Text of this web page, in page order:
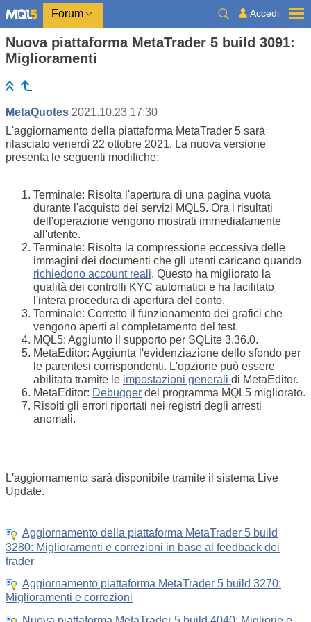
Forum Accedi
Nuova piattaforma MetaTrader 5 build 3091:
Miglioramenti
MetaQuotes 2021.10.23 17:30
L'aggiornamento della piattaforma MetaTrader 5 sarà
rilasciato venerdì 22 ottobre 2021. La nuova versione
presenta le seguenti modifiche:
Terminale: Risolta l'apertura di una pagina vuota
durante l'acquisto dei servizi MQL5. Ora i risultati
dell'operazione vengono mostrati immediatamente
all'utente.
Terminale: Risolta la compressione eccessiva delle
immagini dei documenti che gli utenti caricano quando
richiedono account reali. Questo ha migliorato la
qualità dei controlli KYC automatici e ha facilitato
l'intera procedura di apertura del conto.
Terminale: Corretto il funzionamento dei grafici che
vengono aperti al completamento del test.
MQL5: Aggiunto il supporto per SQLite 3.36.0.
MetaEditor: Aggiunta l'evidenziazione dello sfondo per
le parentesi corrispondenti. L'opzione può essere
abilitata tramite le impostazioni generali di MetaEditor.
MetaEditor: Debugger del programma MQL5 migliorato.
Risolti gli errori riportati nei registri degli arresti
anomali.
L'aggiornamento sarà disponibile tramite il sistema Live
Update.
Aggiornamento della piattaforma MetaTrader 5 build
3280: Miglioramenti e correzioni in base al feedback dei
trader
Aggiornamento piattaforma MetaTrader 5 build 3270:
Miglioramenti e correzioni